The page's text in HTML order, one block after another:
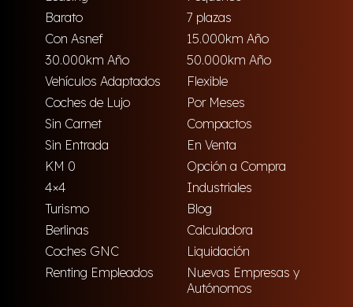
Barato
7 plazas
Con Asnef
15.000km Año
30.000km Año
50.000km Año
Vehículos Adaptados
Flexible
Coches de Lujo
Por Meses
Sin Carnet
Compactos
Sin Entrada
En Venta
KM 0
Opción a Compra
4×4
Industriales
Turismo
Blog
Berlinas
Calculadora
Coches GNC
Liquidación
Renting Empleados
Nuevas Empresas y
Autónomos